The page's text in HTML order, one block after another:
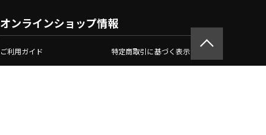
オンラインショップ情報
ご利用ガイド 特定商取引に基づく表示